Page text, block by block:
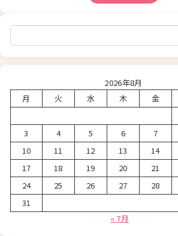
検索
2026年8月
月
火 水 木 金
3
4 5 6 7
10
11 12 13 14
17
18 19 20 21
24
25 26 27 28
31
« 7月